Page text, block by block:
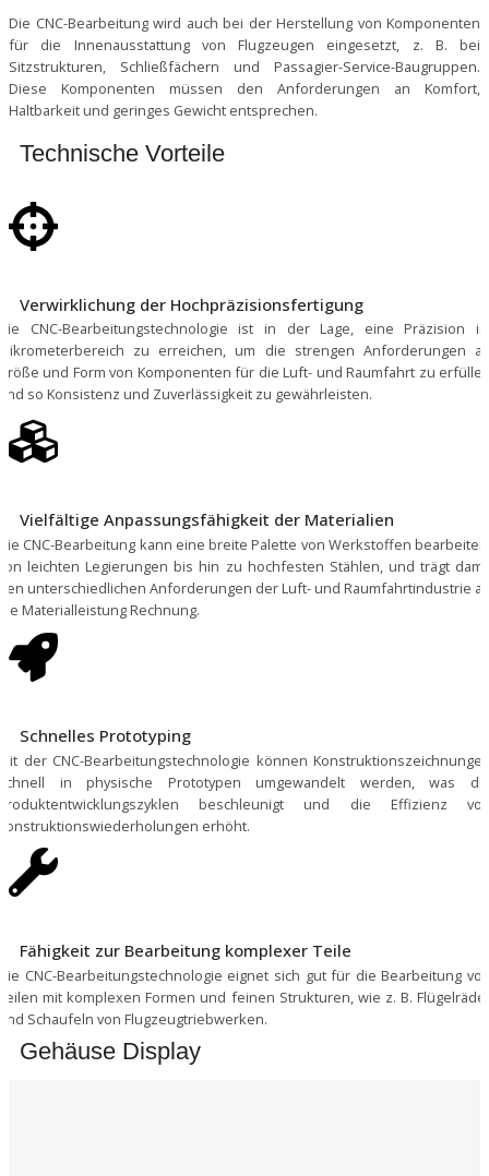
Die CNC-Bearbeitung wird auch bei der Herstellung von Komponenten
für die Innenausstattung von Flugzeugen eingesetzt, z. B. bei
Sitzstrukturen, Schließfächern und Passagier-Service-Baugruppen.
Diese Komponenten müssen den Anforderungen an Komfort,
Haltbarkeit und geringes Gewicht entsprechen.
Technische Vorteile
Verwirklichung der Hochpräzisionsfertigung
CNC-Bearbeitungstechnologie ist in der Lage, eine Präzision
zu erreichen, um die strengen Anforderungen
und Form von Komponenten für die Luft- und Raumfahrt zu
so Konsistenz und Zuverlässigkeit zu gewährleisten.
Vielfältige Anpassungsfähigkeit der Materialien
CNC-Bearbeitung kann eine breite Palette von Werkstoffen
leichten Legierungen bis hin zu hochfesten Stählen, und trägt
unterschiedlichen Anforderungen der Luft- und Raumfahrtindustrie
Materialleistung Rechnung.
Schnelles Prototyping
der CNC-Bearbeitungstechnologie können
in physische Prototypen umgewandelt werden, was
beschleunigt und die Effizienz
erhöht.
Fähigkeit zur Bearbeitung komplexer Teile
CNC-Bearbeitungstechnologie eignet sich gut für die Bearbeitung
mit komplexen Formen und feinen Strukturen, wie z. B.
Schaufeln von Flugzeugtriebwerken.
Gehäuse Display